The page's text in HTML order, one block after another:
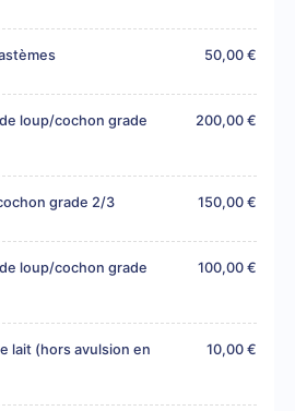
50,00 €
loup/cochon grade
200,00 €
grade 2/3 150,00 €
loup/cochon grade
100,00 €
lait (hors avulsion en
10,00 €